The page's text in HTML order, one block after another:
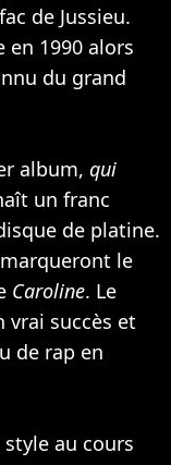
de Jussieu.
en 1990 alors
du grand
album, qui
un franc
de platine.
le
Caroline. Le
vrai succès et
de rap en
au cours